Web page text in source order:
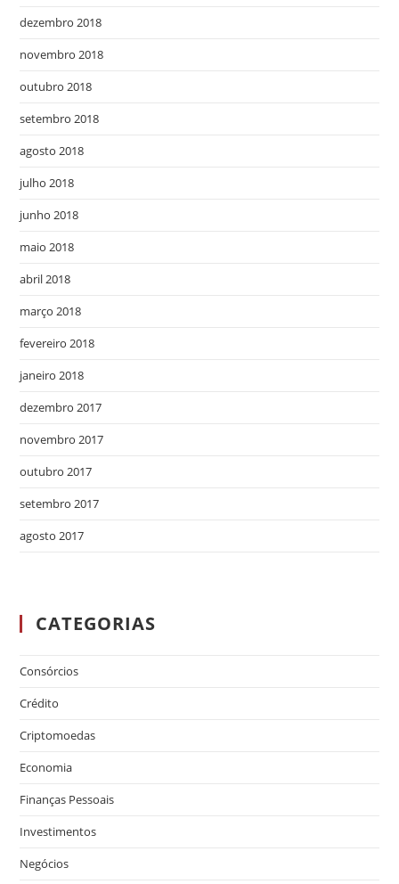
dezembro 2018
novembro 2018
outubro 2018
setembro 2018
agosto 2018
julho 2018
junho 2018
maio 2018
abril 2018
março 2018
fevereiro 2018
janeiro 2018
dezembro 2017
novembro 2017
outubro 2017
setembro 2017
agosto 2017
CATEGORIAS
Consórcios
Crédito
Criptomoedas
Economia
Finanças Pessoais
Investimentos
Negócios